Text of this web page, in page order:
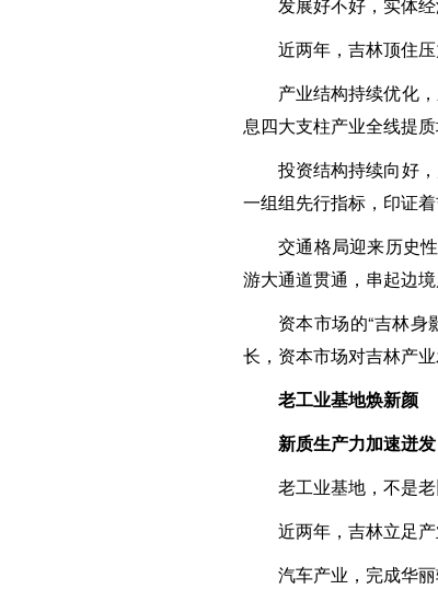
近两年，吉林顶住
产业结构持续优化
息四大支柱产业全线提
投资结构持续向好
一组组先行指标，印证
交通格局迎来历史
游大通道贯通，串起边
资本市场的“吉林
长，资本市场对吉林产
老工业基地焕新颜
新质生产力加速迸发
老工业基地，不是
近两年，吉林立足
汽车产业，完成华丽